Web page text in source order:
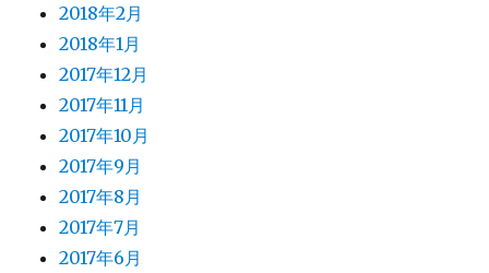
2018年2月
2018年1月
2017年12月
2017年11月
2017年10月
2017年9月
2017年8月
2017年7月
2017年6月